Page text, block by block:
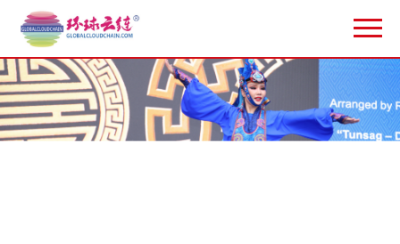
[文化链友]外蒙传统王后之舞“清雅”闪亮登场，惊现蒙古国驻华大使馆
[文化链友]环球云链网出席塞拉利昂共和国独立63周年庆典招待会